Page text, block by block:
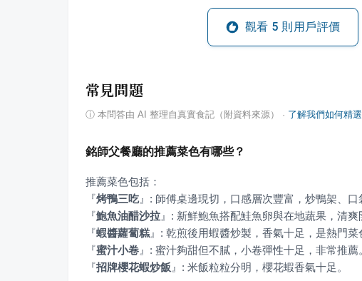
觀看 5 則用戶評價
常見問題
ⓘ 本問答由 AI 整理自真實食記（附資料來源） · 了解我們如何精選
銘師父餐廳的推薦菜色有哪些？
『烤鴨三吃』
『鮑魚油醋沙拉 』
『蝦醬蘿蔔糕 』
『蜜汁小卷 』
『招牌櫻花蝦炒飯 』 : 米飯粒粒分明，櫻花蝦香氣十足。